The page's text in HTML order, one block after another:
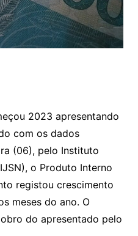
2023 apresentando
com os dados
(06), pelo Instituto
o Produto Interno
registou crescimento
meses do ano. O
do apresentado pelo